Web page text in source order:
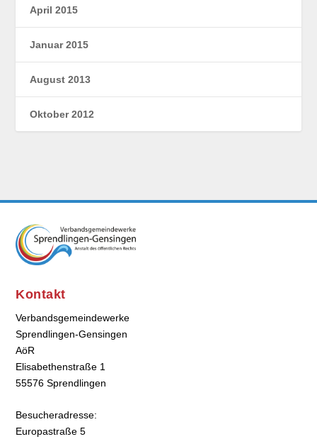
April 2015
Januar 2015
August 2013
Oktober 2012
Kontakt
Verbandsgemeindewerke
Sprendlingen-Gensingen
AöR
Elisabethenstraße 1
55576 Sprendlingen
Besucheradresse:
Europastraße 5